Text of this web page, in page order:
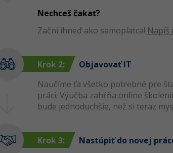
Nechceš čakať?
Začni ihneď ako samoplatca! Napíš
Krok 2:
Objavovať IT
Naučíme ťa všetko potrebné pre
práci. Výučba zahŕňa online
bude jednoduchšie, než si teraz
Krok 3:
Nastúpiť do novej